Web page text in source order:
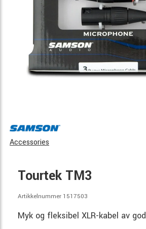
Accessories
Tourtek TM3
Artikkelnummer 1517503
Myk og fleksibel XLR-kabel av